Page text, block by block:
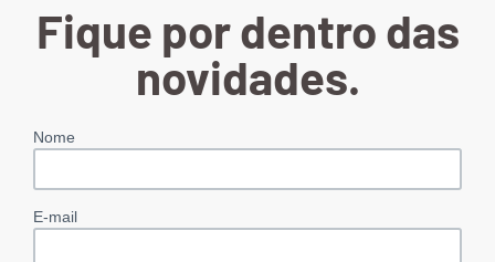
Fique por dentro das
novidades.
Nome
E-mail